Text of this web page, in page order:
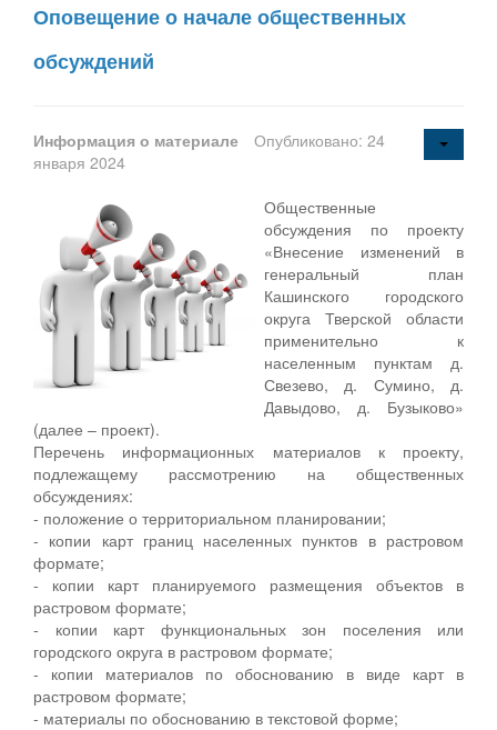
Оповещение о начале общественных
обсуждений
Информация о материале
Опубликовано: 24
января 2024
Общественные
обсуждения по проекту
«Внесение изменений в
генеральный план
Кашинского городского
округа Тверской области
применительно к
населенным пунктам д.
Свезево, д. Сумино, д.
Давыдово, д. Бузыково»
(далее – проект).
Перечень информационных материалов к проекту,
подлежащему рассмотрению на общественных
обсуждениях:
- положение о территориальном планировании;
- копии карт границ населенных пунктов в растровом
формате;
- копии карт планируемого размещения объектов в
растровом формате;
- копии карт функциональных зон поселения или
городского округа в растровом формате;
- копии материалов по обоснованию в виде карт в
растровом формате;
- материалы по обоснованию в текстовой форме;